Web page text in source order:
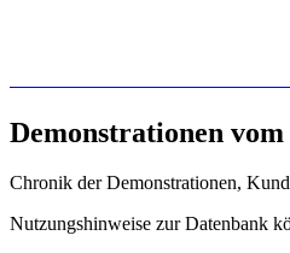
Demonstrationen
Chronik der Demonstrationen,
Nutzungshinweise zur Datenbank